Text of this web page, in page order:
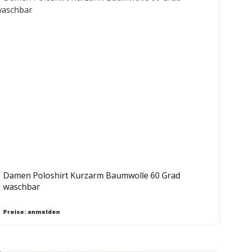
Damen Poloshirt Kurzarm Baumwolle 60 Grad
waschbar
Preise: anmelden